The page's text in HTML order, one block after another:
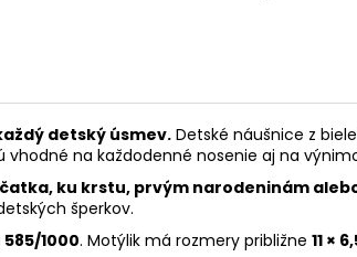
detský úsmev. Detské náušnice z
na každodenné nosenie aj na
ku krstu, prvým narodeninám
šperkov.
1000. Motýlik má rozmery približne 11 ×